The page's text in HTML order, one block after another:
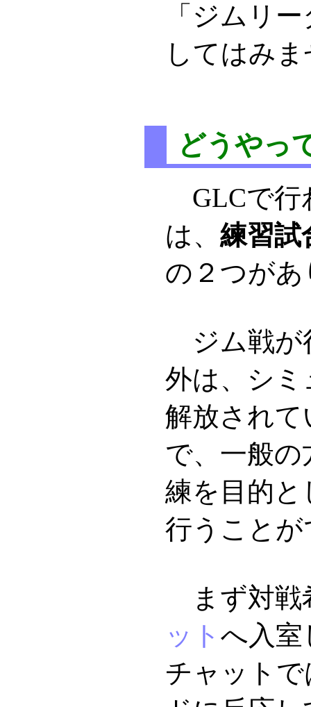
「ジムリ
してはみ
どうやっ
GLCで行
は、 練習試
の２つが
ジム戦が
外は、シ
解放され
で、一般
練を目的と
行うこと
まず対戦
ット へ入室
チャット